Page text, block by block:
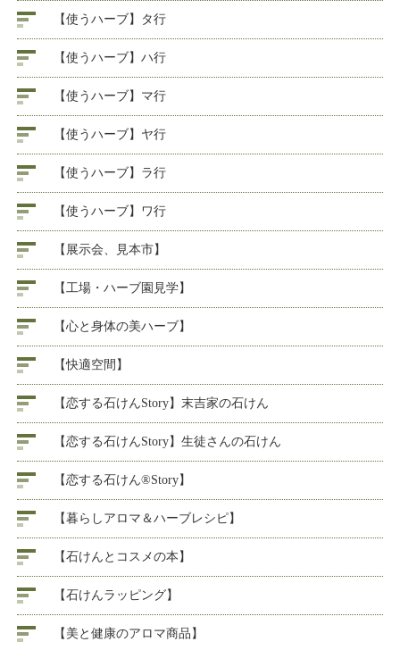
【使うハーブ】タ行
【使うハーブ】ハ行
【使うハーブ】マ行
【使うハーブ】ヤ行
【使うハーブ】ラ行
【使うハーブ】ワ行
【展示会、見本市】
【工場・ハーブ園見学】
【心と身体の美ハーブ】
【快適空間】
【恋する石けんStory】末吉家の石けん
【恋する石けんStory】生徒さんの石けん
【恋する石けん®Story】
【暮らしアロマ＆ハーブレシピ】
【石けんとコスメの本】
【石けんラッピング】
【美と健康のアロマ商品】